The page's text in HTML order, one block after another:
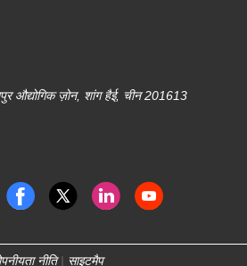
औद्योगिक ज़ोन, शांग हैई, चीन 201613
नीति| साइटमैप